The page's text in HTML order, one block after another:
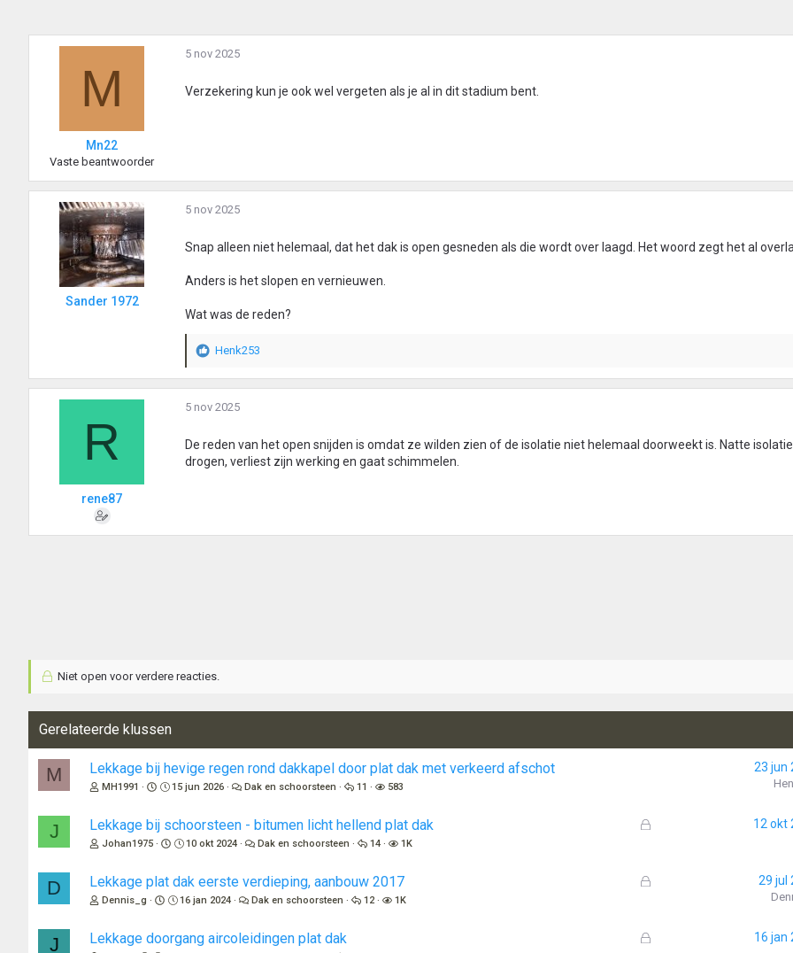
e
:
M
Mn22
Vaste beantwoorder
5 nov 2025
Verzekering kun je ook wel vergeten als je al in dit stadium bent.
Sander 1972
5 nov 2025
Snap alleen niet helemaal, dat het dak is open gesneden als die wordt over laagd. Het woord zegt het al
Anders is het slopen en vernieuwen.
Wat was de reden?
W
a
r
r
n
Henk253
R
rene87
5 nov 2025
De reden van het open snijden is omdat ze wilden zien of de isolatie niet helemaal doorweekt is. Natte
drogen, verliest zijn werking en gaat schimmelen.
Niet open voor verdere reacties.
Gerelateerde klussen
M Lekkage bij hevige regen rond dakkapel door plat dak met verkeerd afschot
MH1991 15 jun 2026 Dak en schoorsteen 11 583
23 jun
J
G
o
n
Lekkage bij schoorsteen - bitumen licht hellend plat dak
Johan1975 10 okt 2024 Dak en schoorsteen 14 1K
12 okt
D
G
o
Lekkage plat dak eerste verdieping, aanbouw 2017
Dennis_g 16 jan 2024 Dak en schoorsteen 12 1K
29 jul
J
G
Lekkage doorgang aircoleidingen plat dak 16 jan